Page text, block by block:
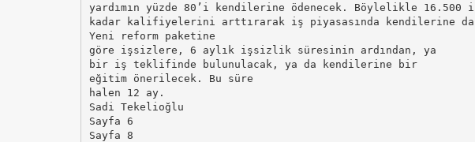
yardımın yüzde 80’i kendilerine ödenecek. Böylelikle 16.500
kadar kalifiyelerini arttırarak iş piyasasında kendilerine
Yeni reform paketine
göre işsizlere, 6 aylık işsizlik süresinin ardından, ya
bir iş teklifinde bulunulacak, ya da kendilerine bir
eğitim önerilecek. Bu süre
halen 12 ay.
Sadi Tekelioğlu
Sayfa 6
Sayfa 8